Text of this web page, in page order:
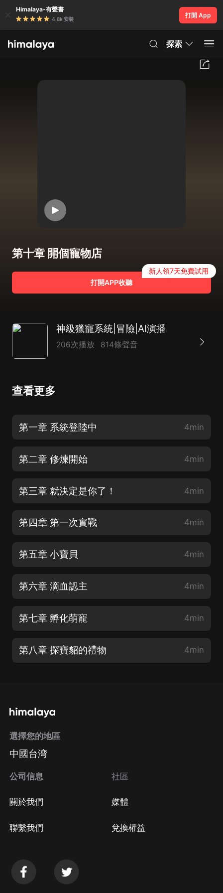
Himalaya-有聲書
4.8k 安裝
打開 App
探索
第十章 開個寵物店
打開APP收聽
新人領7天免費試用
神級獵寵系統|冒險|AI演播
206次播放 814條聲音
查看更多
第一章 系統登陸中 4min
第二章 修煉開始 4min
第三章 就決定是你了！ 4min
第四章 第一次實戰 4min
第五章 小寶貝 4min
第六章 滴血認主 4min
第七章 孵化萌寵 4min
第八章 探寶貂的禮物 4min
選擇您的地區
中國台湾
公司信息
關於我們
聯繫我們
社區
媒體
兌換權益